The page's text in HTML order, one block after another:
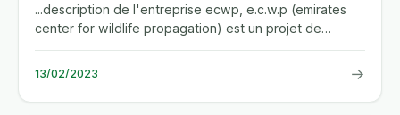
...description de l'entreprise ecwp, e.c.w.p (emirates
center for wildlife propagation) est un projet de
recherchee et de...
13/02/2023 →